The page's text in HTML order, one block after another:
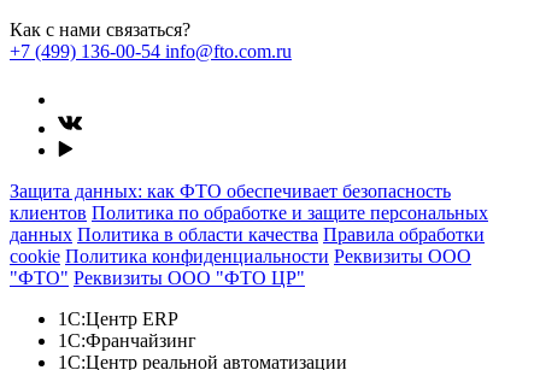
Как с нами связаться?
+7 (499) 136-00-54 info@fto.com.ru
Защита данных: как ФТО обеспечивает безопасность
клиентов Политика по обработке и защите персональных
данных Политика в области качества Правила обработки
cookie Политика конфиденциальности Реквизиты ООО
"ФТО" Реквизиты ООО "ФТО ЦР"
1С:Центр ERP
1С:Франчайзинг
1С:Центр реальной автоматизации